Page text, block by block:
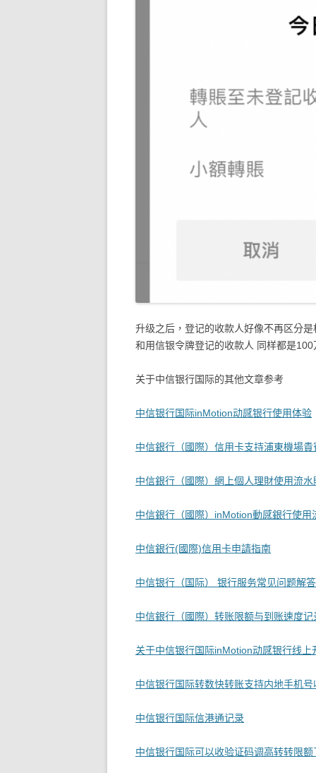
升级之后，登记的收款人好像不再区分
和用信银令牌登记的收款人 同样都是100
关于中信银行国际的其他文章参考
中信银行国际inMotion动感银行使用体验
中信銀行（國際）信用卡支持浦東機場貴
中信銀行（國際）網上個人理財使用流水
中信銀行（國際）inMotion動感銀行使用
中信銀行(國際)信用卡申請指南
中信银行（国际） 银行服务常见问题解
中信銀行（國際）转账限额与到账速度记
关于中信银行国际inMotion动感银行线上
中信银行国际转数快转账支持内地手机号
中信银行国际信港通记录
中信银行国际可以收验证码调高转转限额